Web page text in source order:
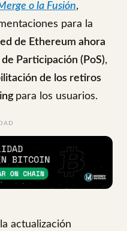
o la Fusión,
para la
de Ethereum ahora
Participación (PoS),
de los retiros
para los usuarios.
actualización